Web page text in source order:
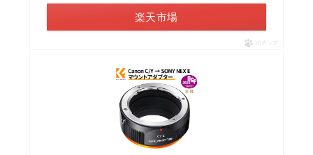
楽天市場
ポチップ